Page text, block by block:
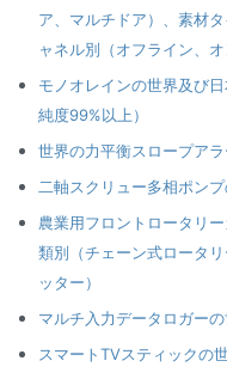
ア、マルチドア）、素材
ャネル別（オフライン、
モノオレインの世界及び
純度99%以上）
世界の力平衡スロープア
二軸スクリュー多相ポン
農業用フロントロータリ
類別（チェーン式ロータ
ッター）
マルチ入力データロガー
スマートTVスティックの